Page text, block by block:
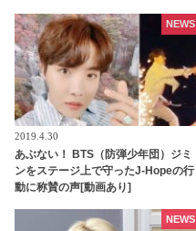
2019.4.30
あぶない！ BTS（防弾少年団）ジミ
ンをステージ上で守ったJ-Hopeの行
動に称賛の声[動画あり]
NEWS
NEWS